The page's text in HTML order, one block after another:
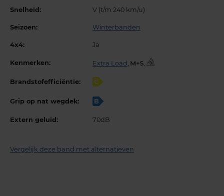
Snelheid: V (t/m 240 km/u)
Seizoen: Winterbanden
4x4: Ja
Kenmerken: Extra Load , ,
Brandstofefficiëntie: C
Grip op nat wegdek: B
Extern geluid: 70dB
Vergelijk deze band met alternatieven